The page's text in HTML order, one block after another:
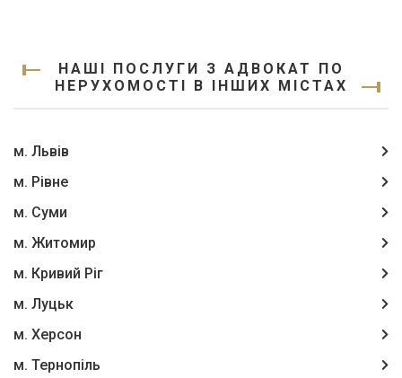
НАШІ ПОСЛУГИ З АДВОКАТ ПО
НЕРУХОМОСТІ В ІНШИХ МІСТАХ
м. Львів
м. Рівне
м. Суми
м. Житомир
м. Кривий Ріг
м. Луцьк
м. Херсон
м. Тернопіль